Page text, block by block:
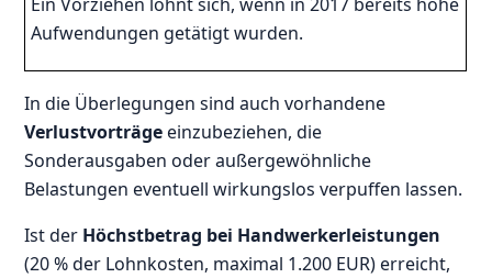
Aufwendungen getätigt wurden.
In die Überlegungen sind auch vorhandene
Verlustvorträgeeinzubeziehen, die
Sonderausgaben oder außergewöhnliche
Belastungen eventuell wirkungslos verpuffen lassen.
Ist der Höchstbetrag bei Handwerkerleistungen
(20 % der Lohnkosten, maximal 1.200 EUR) erreicht,